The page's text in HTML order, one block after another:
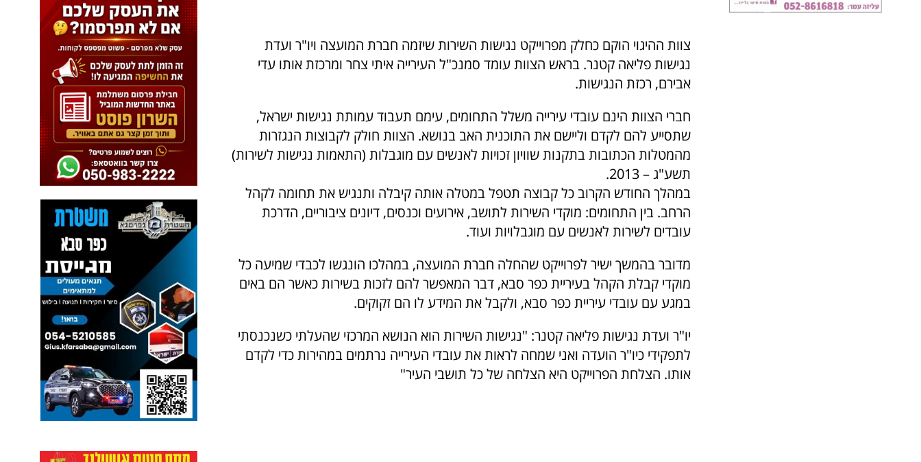
צוות ההיגוי הוקם כחלק מפרוייקט נגישות השירות שיזמה חברת המועצה ויו"ר ועדת
נגישות פליאה קטנר. בראש הצוות עומד סמנכ"ל העירייה איתי צחר ומרכזת אותו עדי
אבירם, רכזת הנגישות.
חברי הצוות הינם עובדי עירייה משלל התחומים, עימם תעבוד עמותת נגישות ישראל,
שתסייע להם לקדם וליישם את התוכנית האב בנושא. הצוות חולק לקבוצות הנגזרות
מהמטלות הכתובות בתקנות שוויון זכויות לאנשים עם מוגבלות (התאמות נגישות לשירות)
תשע"ג – 2013.
במהלך החודש הקרוב כל קבוצה תטפל במטלה אותה קיבלה ותנגיש את תחומה לקהל
הרחב. בין התחומים: מוקדי השירות לתושב, אירועים וכנסים, דיונים ציבוריים, הדרכת
עובדים לשירות לאנשים עם מוגבלויות ועוד.
מדובר בהמשך ישיר לפרוייקט שהחלה חברת המועצה, במהלכו הונגשו לכבדי שמיעה כל
מוקדי קבלת הקהל בעיריית כפר סבא, דבר המאפשר להם לזכות בשירות כאשר הם באים
במגע עם עובדי עיריית כפר סבא, ולקבל את המידע לו הם זקוקים.
יו"ר ועדת נגישות פליאה קטנר: "נגישות השירות הוא הנושא המרכזי שהעלתי כשנכנסתי
לתפקידי כיו"ר הועדה ואני שמחה לראות את עובדי העירייה נרתמים במהירות כדי לקדם
אותו. הצלחת הפרוייקט היא הצלחה של כל תושבי העיר"